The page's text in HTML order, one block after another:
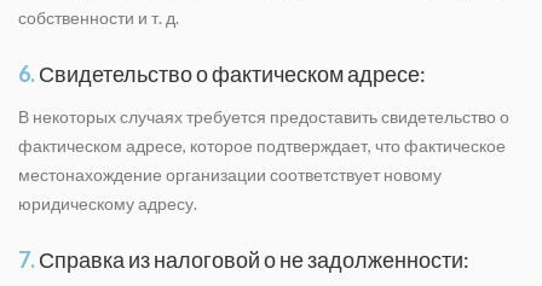
собственности и т. д.
6.Свидетельство о фактическом адресе:
В некоторых случаях требуется предоставить свидетельство о
фактическом адресе, которое подтверждает, что фактическое
местонахождение организации соответствует новому
юридическому адресу.
7.Справка из налоговой о не задолженности: